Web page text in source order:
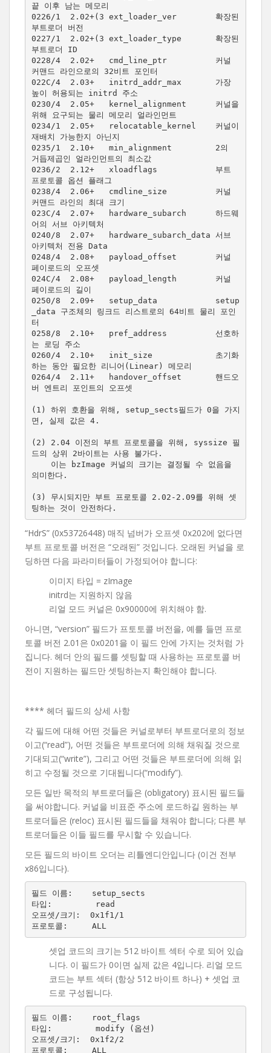
끝 이후 남는 메모리
0226/1  2.02+(3 ext_loader_ver        확장된
부트로더 버전
0227/1  2.02+(3 ext_loader_type       확장된
부트로더 ID
0228/4  2.02+   cmd_line_ptr          커널
커맨드 라인으로의 32비트 포인터
022C/4  2.03+   initrd_addr_max       가장
높이 허용되는 initrd 주소
0230/4  2.05+   kernel_alignment      커널을
위해 요구되는 물리 메모리 얼라인먼트
0234/1  2.05+   relocatable_kernel    커널이
재배치 가능한지 아닌지
0235/1  2.10+   min_alignment         2의
거듭제곱인 얼라인먼트의 최소값
0236/2  2.12+   xloadflags            부트
프로토콜 옵션 플래그
0238/4  2.06+   cmdline_size          커널
커맨드 라인의 최대 크기
023C/4  2.07+   hardware_subarch      하드웨
어의 서브 아키텍처
0240/8  2.07+   hardware_subarch_data 서브
아키텍처 전용 Data
0248/4  2.08+   payload_offset        커널
페이로드의 오프셋
024C/4  2.08+   payload_length        커널
페이로드의 길이
0250/8  2.09+   setup_data            setup
_data 구조체의 링크드 리스트로의 64비트 물리 포인
터
0258/8  2.10+   pref_address          선호하
는 로딩 주소
0260/4  2.10+   init_size             초기화
하는 동안 필요한 리니어(Linear) 메모리
0264/4  2.11+   handover_offset       핸드오
버 엔트리 포인트의 오프셋
(1) 하위 호환을 위해, setup_sects필드가 0을 가지
면, 실제 값은 4.
(2) 2.04 이전의 부트 프로토콜을 위해, syssize 필
드의 상위 2바이트는 사용 불가다.
의미한다.
(3) 무시되지만 부트 프로토콜 2.02-2.09를 위해 셋
“HdrS” (0x53726448) 매직 넘버가 오프셋 0x202에 없다면
부트 프로토콜 버전은 “오래된” 것입니다. 오래된 커널을 로
딩하면 다음 파라미터들이 가정되어야 합니다:
이미지 타입 = zImage
initrd는 지원하지 않음
리얼 모드 커널은 0x90000에 위치해야 함.
아니면, “version” 필드가 프토토콜 버전을, 예를 들면 프로
토콜 버전 2.01은 0x0201을 이 필드 안에 가지는 것처럼 가
집니다. 헤더 안의 필드를 셋팅할 때 사용하는 프로토콜 버
전이 지원하는 필드만 셋팅하는지 확인해야 합니다.
**** 헤더 필드의 상세 사항
각 필드에 대해 어떤 것들은 커널로부터 부트로더로의 정보
이고(“read”), 어떤 것들은 부트로더에 의해 채워질 것으로
기대되고(“write”), 그리고 어떤 것들은 부트로더에 의해 읽
히고 수정될 것으로 기대됩니다(“modify”).
모든 일반 목적의 부트로더들은 (obligatory) 표시된 필드들
을 써야합니다. 커널을 비표준 주소에 로드하길 원하는 부
트로더들은 (reloc) 표시된 필드들을 채워야 합니다; 다른 부
트로더들은 이들 필드를 무시할 수 있습니다.
모든 필드의 바이트 오더는 리틀엔디안입니다 (이건 전부
x86입니다).
필드 이름:    setup_sects
타입:         read
오프셋/크기:  0x1f1/1
셋업 코드의 크기는 512 바이트 섹터 수로 되어 있습
니다. 이 필드가 0이면 실제 값은 4입니다. 리얼 모드
코드는 부트 섹터 (항상 512 바이트 하나) + 셋업 코
드로 구성됩니다.
필드 이름:    root_flags
타입:         modify (옵션)
오프셋/크기:  0x1f2/2